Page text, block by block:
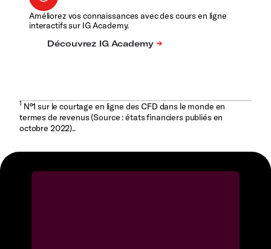
Améliorez vos connaissances avec des cours en ligne
interactifs sur IG Academy.
1N°1 sur le courtage en ligne des CFD dans le monde en
termes de revenus (Source : états financiers publiés en
octobre 2022)..